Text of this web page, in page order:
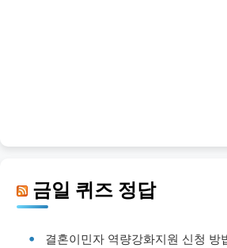
금일 퀴즈 정답
결혼이민자 역량강화지원 신청 방